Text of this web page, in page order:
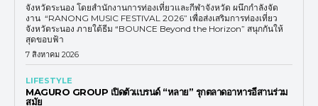
จังหวัดระนอง โดยสำนักงานการท่องเที่ยวและกีฬาจังหวัด ผนึกกำลังจัด
งาน “RANONG MUSIC FESTIVAL 2026” เพื่อส่งเสริมการท่องเที่ยว
จังหวัดระนอง ภายใต้ธีม “BOUNCE Beyond the Horizon” สนุกกันให้
สุดขอบฟ้า
7 สิงหาคม 2026
LIFESTYLE
MAGURO GROUP เปิดตัวแบรนด์ “หลาย” รุกตลาดอาหารอีสานร่วม
สมัย